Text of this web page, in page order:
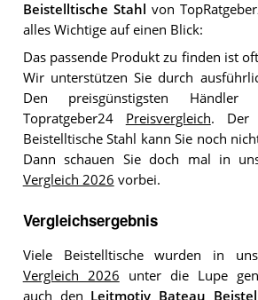
Beistelltische Stahl von
alles Wichtige auf einen Blick:
Das passende Produkt zu finden ist
Wir unterstützen Sie durch
Den preisgünstigsten
Topratgeber24 Preisvergleich. Der
Beistelltische Stahl kann Sie noch
Dann schauen Sie doch mal in
Vergleich 2026 vorbei.
Vergleichsergebnis
Viele Beistelltische wurden in
Vergleich 2026 unter die Lupe
auch den Leitmotiv Bateau